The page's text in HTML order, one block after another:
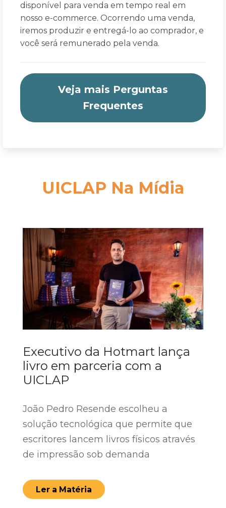
disponível para venda em tempo real em
nosso e-commerce. Ocorrendo uma venda,
iremos produzir e entregá-lo ao comprador, e
você será remunerado pela venda.
Veja mais Perguntas
Frequentes
UICLAP Na Mídia
Executivo da Hotmart lança
livro em parceria com a
UICLAP
João Pedro Resende escolheu a
solução tecnológica que permite que
escritores lancem livros físicos através
de impressão sob demanda
Ler a Matéria